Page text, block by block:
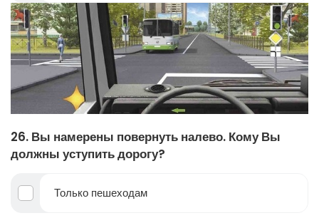
26. Вы намерены повернуть налево. Кому Вы
должны уступить дорогу?
Только пешеходам